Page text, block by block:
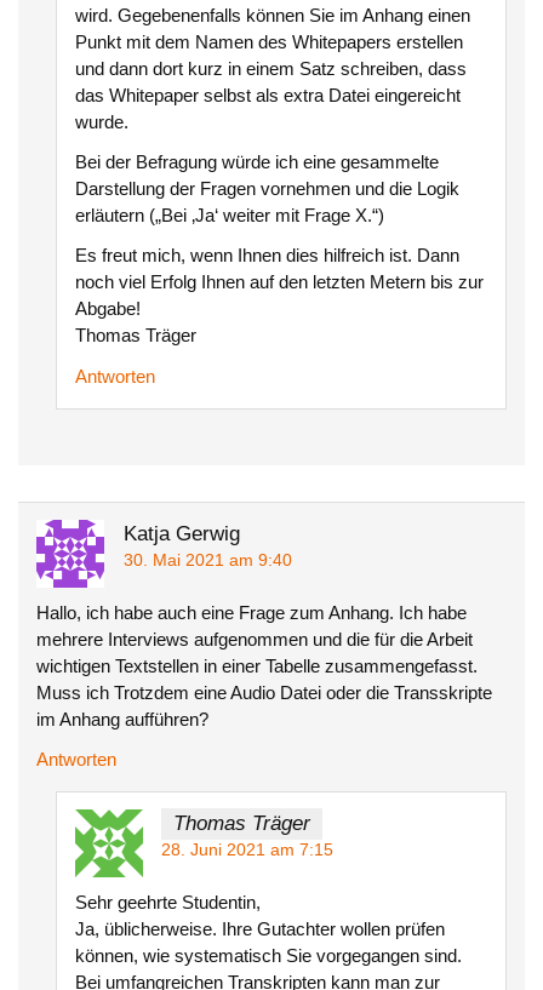
wird. Gegebenenfalls können Sie im Anhang einen
Punkt mit dem Namen des Whitepapers erstellen
und dann dort kurz in einem Satz schreiben, dass
das Whitepaper selbst als extra Datei eingereicht
wurde.
Bei der Befragung würde ich eine gesammelte
Darstellung der Fragen vornehmen und die Logik
erläutern („Bei ‚Ja‘ weiter mit Frage X.“)
Es freut mich, wenn Ihnen dies hilfreich ist. Dann
noch viel Erfolg Ihnen auf den letzten Metern bis zur
Abgabe!
Thomas Träger
Antworten
Katja Gerwig
30. Mai 2021 am 9:40
Hallo, ich habe auch eine Frage zum Anhang. Ich habe
mehrere Interviews aufgenommen und die für die Arbeit
wichtigen Textstellen in einer Tabelle zusammengefasst.
Muss ich Trotzdem eine Audio Datei oder die Transskripte
im Anhang aufführen?
Antworten
Thomas Träger
28. Juni 2021 am 7:15
Sehr geehrte Studentin,
Ja, üblicherweise. Ihre Gutachter wollen prüfen
können, wie systematisch Sie vorgegangen sind.
Bei umfangreichen Transkripten kann man zur